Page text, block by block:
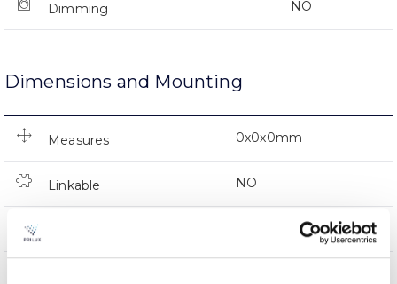
Dimming NO
Dimensions and Mounting
Measures 0x0x0mm
Linkable NO